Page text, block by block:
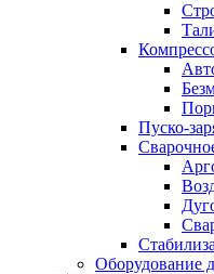
Пуско-
Оборудование